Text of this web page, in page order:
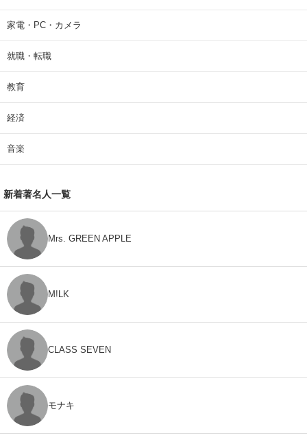
家電・PC・カメラ
就職・転職
教育
経済
音楽
新着著名人一覧
Mrs. GREEN APPLE
M!LK
CLASS SEVEN
モナキ